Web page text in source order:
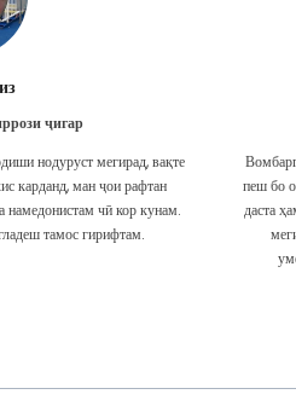
ҷигар
нодуруст мегирад, вақте
карданд, ман ҷои рафтан
чӣ кор кунам.
тамос гирифтам.
пеш бо
даста